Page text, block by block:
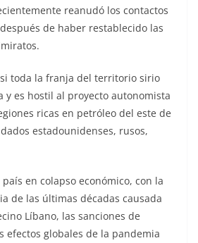
reanudó los contactos
de haber restablecido las
toda la franja del territorio sirio
y es hostil al proyecto autonomista
ricas en petróleo del este de
estadounidenses, rusos,
en colapso económico, con la
de las últimas décadas causada
Líbano, las sanciones de
efectos globales de la pandemia